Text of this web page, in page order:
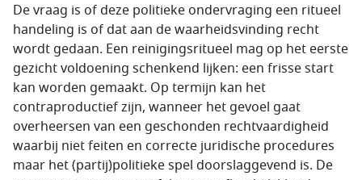
De vraag is of deze politieke ondervraging een ritueel
handeling is of dat aan de waarheidsvinding recht
wordt gedaan. Een reinigingsritueel mag op het eerste
gezicht voldoening schenkend lijken: een frisse start
kan worden gemaakt. Op termijn kan het
contraproductief zijn, wanneer het gevoel gaat
overheersen van een geschonden rechtvaardigheid
waarbij niet feiten en correcte juridische procedures
maar het (partij)politieke spel doorslaggevend is. De